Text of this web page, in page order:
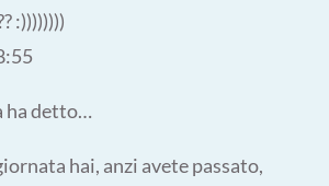
:))))))))
ha detto…
hai, anzi avete passato,